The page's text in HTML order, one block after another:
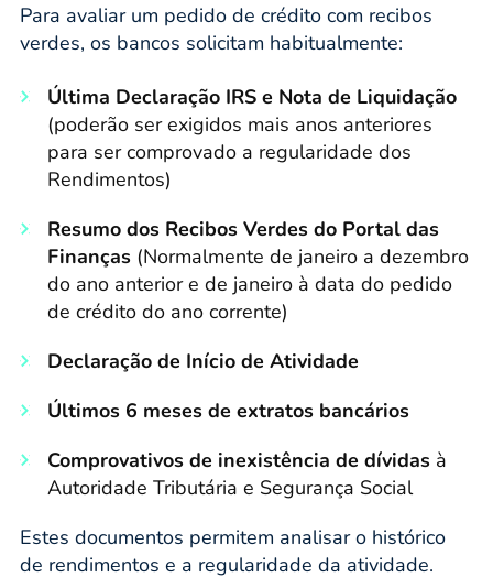
Para avaliar um pedido de crédito com recibos
verdes, os bancos solicitam habitualmente:
Última Declaração IRS e Nota de Liquidação
(poderão ser exigidos mais anos anteriores
para ser comprovado a regularidade dos
Rendimentos)
Resumo dos Recibos Verdes do Portal das
Finanças (Normalmente de janeiro a dezembro
do ano anterior e de janeiro à data do pedido
de crédito do ano corrente)
Declaração de Início de Atividade
Últimos 6 meses de extratos bancários
Comprovativos de inexistência de dívidas à
Autoridade Tributária e Segurança Social
Estes documentos permitem analisar o histórico
de rendimentos e a regularidade da atividade.